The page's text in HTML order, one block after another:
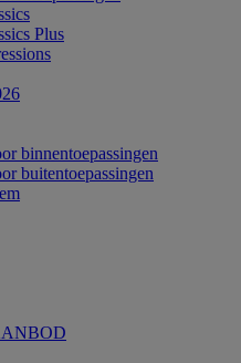
Plus
binnentoepassingen
buitentoepassingen